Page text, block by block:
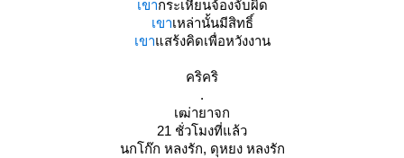
เขากระเหี้ยนจ้องจับผิด
เขาเหล่านั้นมีสิทธิ์
เขาสร้งคิดเพื่อหวังงาน
คริคริ
.
เฒ่ายาจก
21 ชั่วโมงที่แล้ว
นกโก๊ก หลงรัก, ดุหยง หลงรัก